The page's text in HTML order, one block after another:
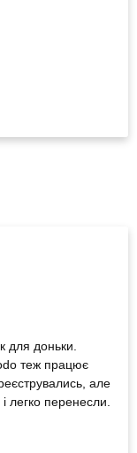
для доньки.
теж працює
але
легко перенесли.